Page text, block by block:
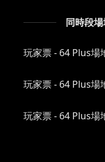
同時段
玩家票 - 64 Plus場
玩家票 - 64 Plus場
玩家票 - 64 Plus場